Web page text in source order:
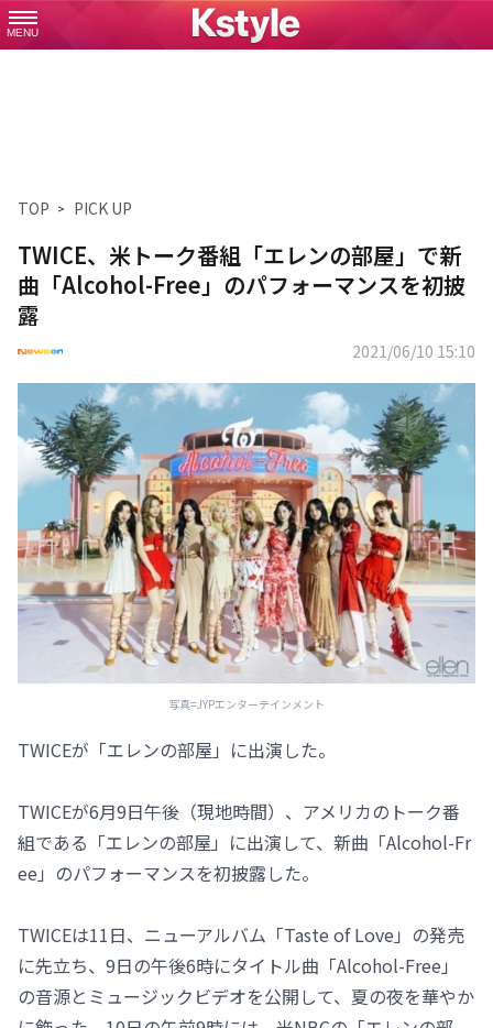
MENU
TOP PICK UP
TWICE、米トーク番組「エレンの部屋」で新
曲「Alcohol-Free」のパフォーマンスを初披
露
2021/06/10 15:10
写真=JYPエンターテインメント
TWICEが「エレンの部屋」に出演した。
TWICEが6月9日午後（現地時間）、アメリカのトーク番
組である「エレンの部屋」に出演して、新曲「Alcohol-Fr
ee」のパフォーマンスを初披露した。
TWICEは11日、ニューアルバム「Taste of Love」の発売
に先立ち、9日の午後6時にタイトル曲「Alcohol-Free」
の音源とミュージックビデオを公開して、夏の夜を華やか